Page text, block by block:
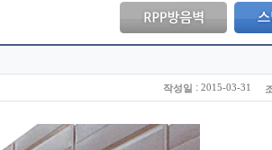
작성일 : 2015-03-31